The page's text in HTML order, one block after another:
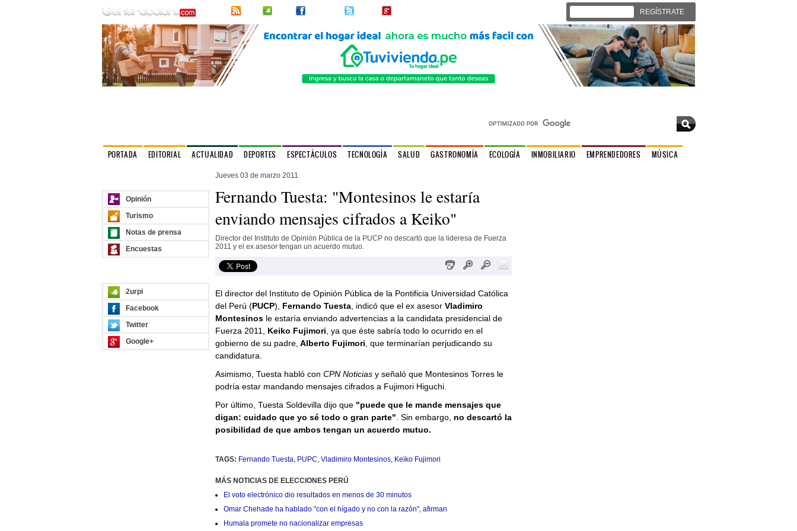
REGÍSTRATE
PORTADA EDITORIAL ACTUALIDAD DEPORTES ESPECTÁCULOS TECNOLOGÍA SALUD GASTRONOMÍA ECOLOGÍA INMOBILIARIO EMPRENDEDORES MÚSICA
Opinión
Turismo
Notas de prensa
Encuestas
2urpi
Facebook
Twitter
Google+
Jueves 03 de marzo 2011
Fernando Tuesta: "Montesinos le estaría
enviando mensajes cifrados a Keiko"
Director del Instituto de Opinión Pública de la PUCP no descartó que la lideresa de Fuerza
2011 y el ex asesor tengan un acuerdo mutuo.
El director del Instituto de Opinión Pública de la Pontificia Universidad Católica
del Perú (PUCP), Fernando Tuesta, indicó que el ex asesor Vladimiro
Montesinosle estaría enviando advertencias a la candidata presidencial de
Fuerza 2011, Keiko Fujimori , ya que éste sabría todo lo ocurrido en el
gobierno de su padre, Alberto Fujimori , que terminarían perjudicando su
candidatura.
Asimismo, Tuesta habló con CPN Noticiasy señaló que Montesinos Torres le
podría estar mandando mensajes cifrados a Fujimori Higuchi.
Por último, Tuesta Soldevilla dijo que "puede que le mande mensajes que
digan: cuidado que yo sé todo o gran parte" . Sin embargo, no descartó la
posibilidad de que ambos tengan un acuerdo mutuo.
TAGS: Fernando Tuesta, PUPC, Vladimiro Montesinos, Keiko Fujimori
MÁS NOTICIAS DE ELECCIONES PERÚ
El voto electrónico dio resultados en menos de 30 minutos
Omar Chehade ha hablado "con el hígado y no con la razón", afirman
Humala promete no nacionalizar empresas